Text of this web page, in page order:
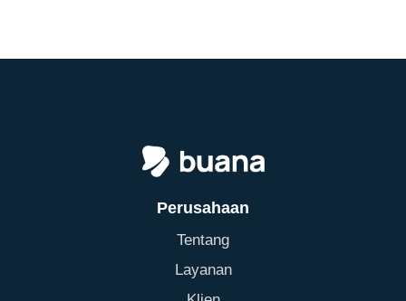
Perusahaan
Tentang
Layanan